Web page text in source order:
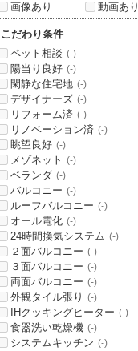
画像あり
動画あり
こだわり条件
ペット相談 (-)
陽当り良好 (-)
閑静な住宅地 (-)
デザイナーズ (-)
リフォーム済 (-)
リノベーション済 (-)
眺望良好 (-)
メゾネット (-)
ベランダ (-)
バルコニー (-)
ルーフバルコニー (-)
オール電化 (-)
24時間換気システム (-)
２面バルコニー (-)
３面バルコニー (-)
両面バルコニー (-)
外観タイル張り (-)
IHクッキングヒーター (-)
食器洗い乾燥機 (-)
システムキッチン (-)